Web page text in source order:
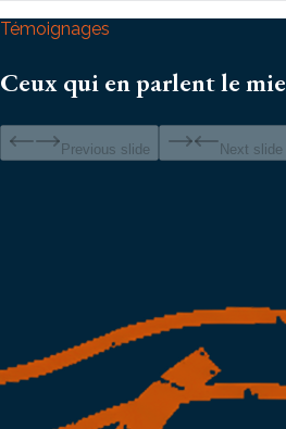
Témoignages
Ceux qui en parlent le
Previous slide Next slide